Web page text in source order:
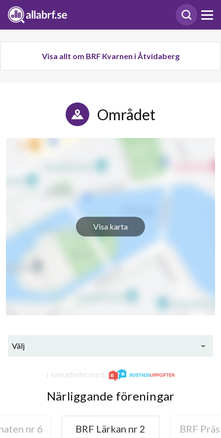
Visa allt om BRF Kvarnen i Åtvidaberg
Området
Visa karta
Välj
I samarbete med
Närliggande föreningar
nr 6 BRF Lärkan nr 2 BRF